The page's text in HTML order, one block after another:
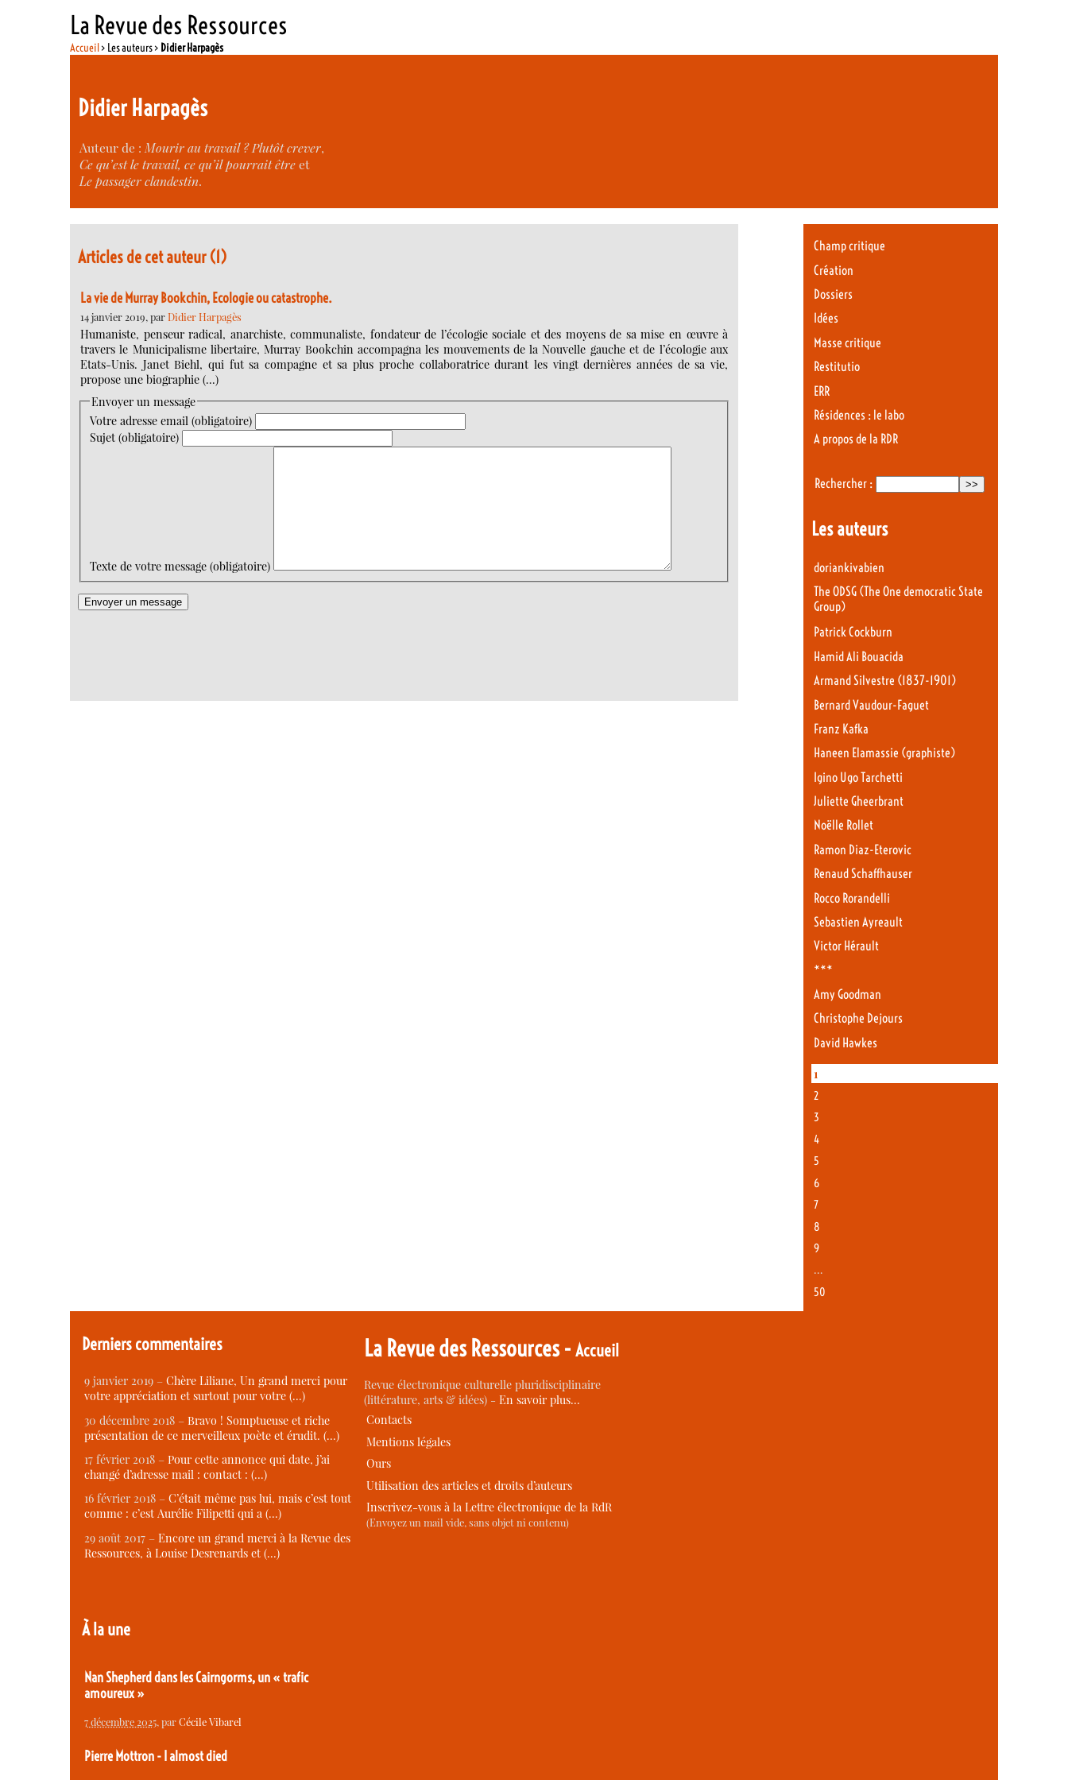
La Revue des Ressources
Accueil> Les auteurs > Didier Harpagès
Didier Harpagès
Auteur de : Mourir au travail ? Plutôt crever,
Ce qu’est le travail, ce qu’il pourrait êtreet
Le passager clandestin.
Articles de cet auteur (1)
La vie de Murray Bookchin, Ecologie ou catastrophe.
14 janvier 2019, parDidier Harpagès
Humaniste, penseur radical, anarchiste, communaliste, fondateur de l’écologie sociale et des moyens de sa mise en œuvre à
travers le Municipalisme libertaire, Murray Bookchin accompagna les mouvements de la Nouvelle gauche et de l’écologie aux
Etats-Unis. Janet Biehl, qui fut sa compagne et sa plus proche collaboratrice durant les vingt dernières années de sa vie,
propose une biographie (…)
Envoyer un message
Votre adresse email (obligatoire)
Sujet (obligatoire)
Texte de votre message (obligatoire)
Champ critique
Création
Dossiers
Idées
Masse critique
Restitutio
ERR
Résidences : le labo
A propos de la RDR
Rechercher :
Les auteurs
doriankivabien
The ODSG (The One democratic State
Group)
Patrick Cockburn
Hamid Ali Bouacida
Armand Silvestre (1837-1901)
Bernard Vaudour-Faguet
Franz Kafka
Haneen Elamassie (graphiste)
Igino Ugo Tarchetti
Juliette Gheerbrant
Noëlle Rollet
Ramon Diaz-Eterovic
Renaud Schaffhauser
Rocco Rorandelli
Sebastien Ayreault
Victor Hérault
***
Amy Goodman
Christophe Dejours
David Hawkes
1
2
3
4
5
6
7
8
9
…
50
Derniers commentaires
9 janvier 2019 – Chère Liliane, Un grand merci pour
votre appréciation et surtout pour votre (…)
30 décembre 2018 – Bravo ! Somptueuse et riche
présentation de ce merveilleux poète et érudit. (…)
17 février 2018 – Pour cette annonce qui date, j’ai
changé d’adresse mail : contact : (…)
16 février 2018 – C’était même pas lui, mais c’est tout
comme : c’est Aurélie Filipetti qui a (…)
29 août 2017 – Encore un grand merci à la Revue des
Ressources, à Louise Desrenards et (…)
À la une
Nan Shepherd dans les Cairngorms, un « trafic
amoureux »
7 décembre 2025, parCécile Vibarel
Pierre Mottron - I almost died
La Revue des Ressources -Accueil
Revue électronique culturelle pluridisciplinaire
(littérature, arts & idées) -En savoir plus…
Contacts
Mentions légales
Ours
Utilisation des articles et droits d’auteurs
Inscrivez-vous à la Lettre électronique de la RdR
(Envoyez un mail vide, sans objet ni contenu)